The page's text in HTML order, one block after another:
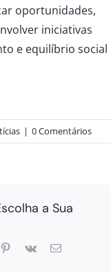
oportunidades,
iniciativas
e equilíbrio social
| 0 Comentários
a Sua
Pinterest
Vk
E-